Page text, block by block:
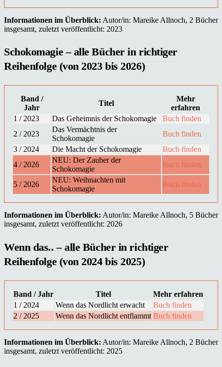
Informationen im Überblick: Autor/in: Mareike Allnoch, 2 Bücher
insgesamt, zuletzt veröffentlicht: 2023
Schokomagie – alle Bücher in richtiger
Reihenfolge (von 2023 bis 2026)
Band /
Jahr
Titel
Mehr
erfahren
1 / 2023
Das Geheimnis der Schokomagie
Buch finden
2 / 2023
Das Vermächtnis der
Schokomagie
Buch finden
3 / 2024
Die Macht der Schokomagie
Buch finden
4 / 2026
NEU: Der Zauber der
Schokomagie
Buch finden
5 / 2026
NEU: Weihnachten mit
Schokomagie
Buch finden
Informationen im Überblick: Autor/in: Mareike Allnoch, 5 Bücher
insgesamt, zuletzt veröffentlicht: 2026
Wenn das.. – alle Bücher in richtiger
Reihenfolge (von 2024 bis 2025)
Band / Jahr Titel
Mehr erfahren
1 / 2024
Wenn das Nordlicht erwacht
Buch finden
2 / 2025
Wenn das Nordlicht entflammt Buch finden
Informationen im Überblick: Autor/in: Mareike Allnoch, 2 Bücher
insgesamt, zuletzt veröffentlicht: 2025